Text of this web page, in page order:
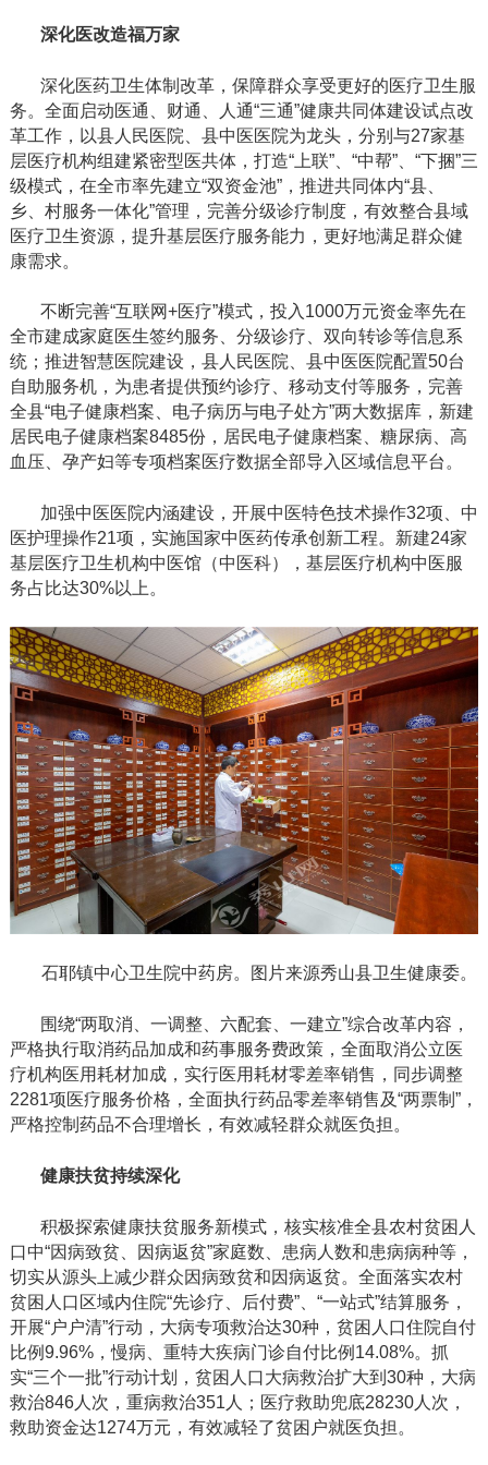
深化医改造福万家
深化医药卫生体制改革，保障群众享受更好的医疗卫生服
务。 全面启动医通、财通、人通“三通”健康共同体建设试点改
革工作，以县人民医院、县中医医院为龙头，分别与27家基
层医疗机构组建紧密型医共体，打造“上联”、“中帮”、“下捆”三
级模式，在全市率先建立“双资金池”，推进共同体内“县、
乡、村服务一体化”管理，完善分级诊疗制度，有效整合县域
医疗卫生资源，提升基层医疗服务能力，更好地满足群众健
康需求。
不断完善“互联网+医疗”模式，投入1000万元资金率先在
全市建成家庭医生签约服务、分级诊疗、双向转诊等信息系
统；推进智慧医院建设，县人民医院、县中医医院配置50台
自助服务机，为患者提供预约诊疗、移动支付等服务，完善
全县“电子健康档案、电子病历与电子处方”两大数据库，新建
居民电子健康档案8485份，居民电子健康档案、糖尿病、高
血压、孕产妇等专项档案医疗数据全部导入区域信息平台。
加强中医医院内涵建设，开展中医特色技术操作32项、中
医护理操作21项，实施国家中医药传承创新工程。新建24家
基层医疗卫生机构中医馆（中医科），基层医疗机构中医服
务占比达30%以上。
石耶镇中心卫生院中药房。图片来源秀山县卫生健康委。
围绕“两取消、一调整、六配套、一建立”综合改革内容，
严格执行取消药品加成和药事服务费政策，全面取消公立医
疗机构医用耗材加成，实行医用耗材零差率销售，同步调整
2281项医疗服务价格，全面执行药品零差率销售及“两票制”，
严格控制药品不合理增长，有效减轻群众就医负担。
健康扶贫持续深化
积极探索健康扶贫服务新模式，核实核准全县农村贫困人
口中“因病致贫、因病返贫”家庭数、患病人数和患病病种等，
切实从源头上减少群众因病致贫和因病返贫。全面落实农村
贫困人口区域内住院“先诊疗、后付费”、“一站式”结算服务 ，
开展“户户清”行动，大病专项救治达30种，贫困人口住院自付
比例9.96%，慢病、重特大疾病门诊自付比例14.08%。抓
实“三个一批”行动计划，贫困人口大病救治扩大到30种，大病
救治846人次，重病救治351人；医疗救助兜底28230人次，
救助资金达1274万元，有效减轻了贫困户就医负担。